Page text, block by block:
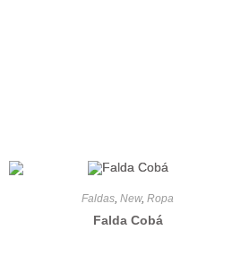
Faldas, New, Ropa
Falda Cobá